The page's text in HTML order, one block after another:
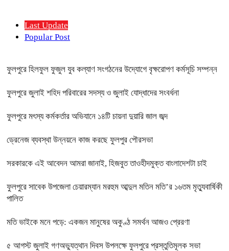
Last Update
Popular Post
ফুলপুরে হিলফুল ফুজুল যুব কল্যাণ সংগঠনের উদ্যোগে বৃক্ষরোপণ কর্মসূচি সম্পন্ন
ফুলপুরে জুলাই শহিদ পরিবারের সদস্য ও জুলাই যোদ্ধাদের সংবর্ধনা
ফুলপুরে মৎস্য কর্মকর্তার অভিযানে ১৪টি চায়না দুয়ারি জাল জব্দ
ড্রেনেজ ব্যবস্থা উন্নয়নে কাজ করছে ফুলপুর পৌরসভা
সরকারকে এই আবেদন আমরা জানাই, হিজবুত তাওহীদমুক্ত বাংলাদেশটা চাই
ফুলপুরে সাবেক উপজেলা চেয়ারম্যান মরহুম আব্দুল মতিন মতি’র ১৬তম মৃত্যুবার্ষিকী
পালিত
মতি ভাইকে মনে পড়ে: একজন মানুষের অকুণ্ঠ সমর্থন আজও প্রেরণা
৫ আগস্ট জুলাই গণঅভ্যুত্থান দিবস উপলক্ষে ফুলপুরে প্রস্তুতিমূলক সভা